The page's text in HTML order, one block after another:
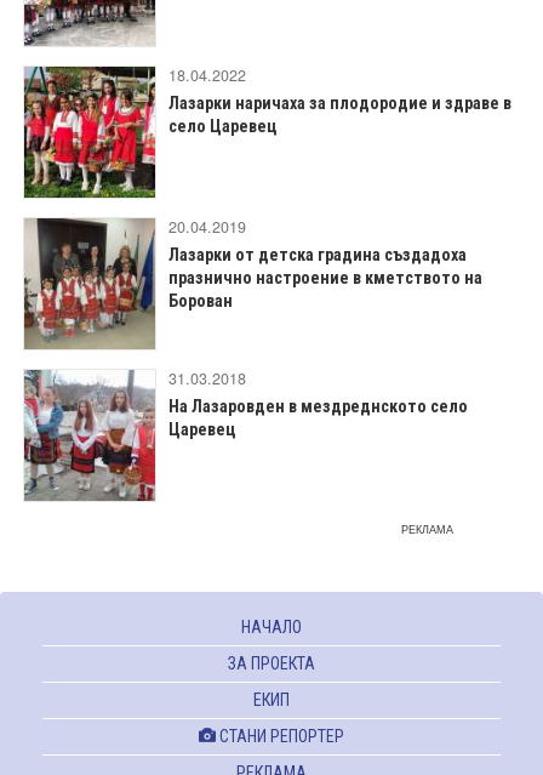
18.04.2022
Лазарки наричаха за плодородие и здраве в
село Царевец
20.04.2019
Лазарки от детска градина създадоха
празнично настроение в кметството на
Борован
31.03.2018
На Лазаровден в мездреднското село
Царевец
РЕКЛАМА
НАЧАЛО
ЗА ПРОЕКТА
ЕКИП
СТАНИ РЕПОРТЕР